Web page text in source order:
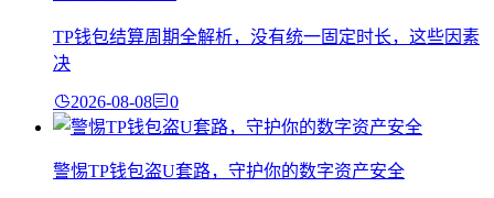
TP钱包结算周期全解析，没有统一固定时长，这些因素
决
2026-08-08 0
警惕TP钱包盗U套路，守护你的数字资产安全